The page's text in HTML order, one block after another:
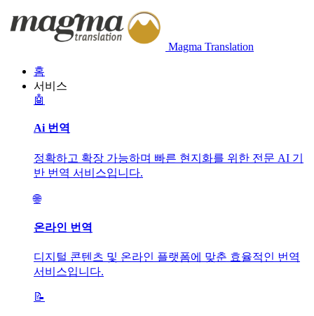
Magma Translation
홈
서비스
🤖
Ai 번역
정확하고 확장 가능하며 빠른 현지화를 위한 전문 AI 기
반 번역 서비스입니다.
🌐
온라인 번역
디지털 콘텐츠 및 온라인 플랫폼에 맞춘 효율적인 번역
서비스입니다.
📝